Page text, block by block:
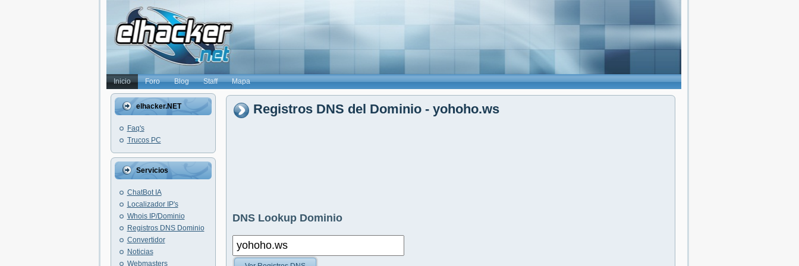
Inicio Foro Blog Staff Mapa
elhacker.NET
Faq's
Trucos PC
Servicios
ChatBot IA
Localizador IP's
Whois IP/Dominio
Registros DNS Dominio
Convertidor
Noticias
Webmasters
Registros DNS del Dominio - yohoho.ws
DNS Lookup Dominio